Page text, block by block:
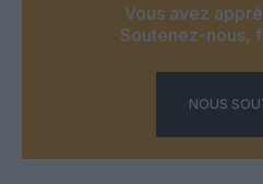
Vous avez
Soutenez-nous,
NOUS